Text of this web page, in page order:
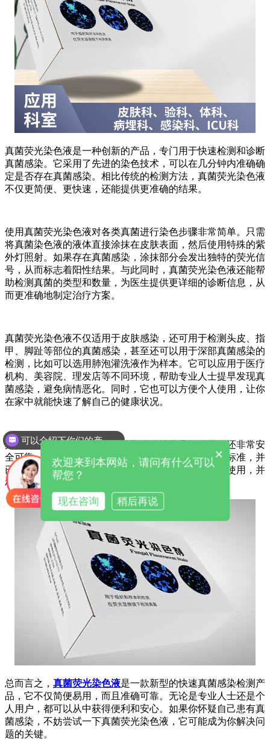
真菌荧光染色液是一种创新的产品，专门用于快速检测和诊断
真菌感染。它采用了先进的染色技术，可以在几分钟内准确确
定是否存在真菌感染。相比传统的检测方法，真菌荧光染色液
不仅更简便、更快速，还能提供更准确的结果。
使用真菌荧光染色液对各类真菌进行染色步骤非常简单。只需
将真菌染色液的液体直接涂抹在皮肤表面，然后使用特殊的紫
外灯照射。如果存在真菌感染，涂抹部分会发出独特的荧光信
号，从而标志着阳性结果。与此同时，真菌荧光染色液还能帮
助检测真菌的类型和数量，为医生提供更详细的诊断信息，从
而更准确地制定治疗方案。
真菌荧光染色液不仅适用于皮肤感染，还可用于检测头皮、指
甲、脚趾等部位的真菌感染，甚至还可以用于深部真菌感染的
检测，比如可以选用肺泡灌洗液作为样本。它可以应用于医疗
机构、美容院、理发店等不同环境，帮助专业人士提早发现真
菌感染，避免病情恶化。同时，它也可以方便个人使用，让你
在家中就能快速了解自己的健康状况。
真菌荧光染色液不仅在快速性和准确性上具备优势，还非常安
全可靠。它是经过严格检测和认证的，符合国际质量标准，并
已经在多个临床试验中得到验证。因此，你可以放心使用，并
相信它能够为你提供准确的结果。
总而言之， 真菌荧光染色液是一款新型的快速真菌感染检测产
品，它不仅简便易用，而且准确可靠。无论是专业人士还是个
人用户，都可以从中获得便利和安心。如果你怀疑自己患有真
菌感染，不妨尝试一下真菌荧光染色液，它可能成为你解决问
题的关键。
可以介绍下你们的产品么
×
欢迎来到本网站，请问有什么可以
帮您？
现在咨询 稍后再说